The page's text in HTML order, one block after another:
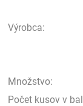
Výrobca:
Množstvo:
Počet kusov v